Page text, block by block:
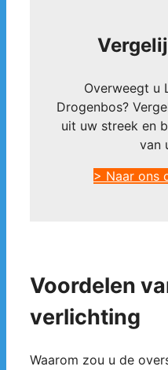
Overweegt u
Drogenbos?
uit uw streek en
van
> Naar ons
Voordelen
verlichting
Waarom zou u de